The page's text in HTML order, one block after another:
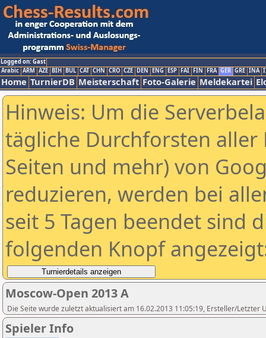
Logged on: Gast
Arabic ARM AZE BIH BUL CAT CHN CRO CZE DEN ENG ESP FAI FIN FRA GER GRE INA
Home TurnierDB Meisterschaft Foto-Galerie Meldekartei
Hinweis: Um die
tägliche Durchforsten aller
Seiten und mehr) von
reduzieren, werden bei
seit 5 Tagen beendet sind
folgenden Knopf
Moscow-Open 2013 A
Die Seite wurde zuletzt aktualisiert am 16.02.2013 11:05:19, Ersteller/Letzter
Spieler Info